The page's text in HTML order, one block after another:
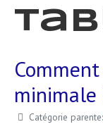
minimale
Catégorie parente: